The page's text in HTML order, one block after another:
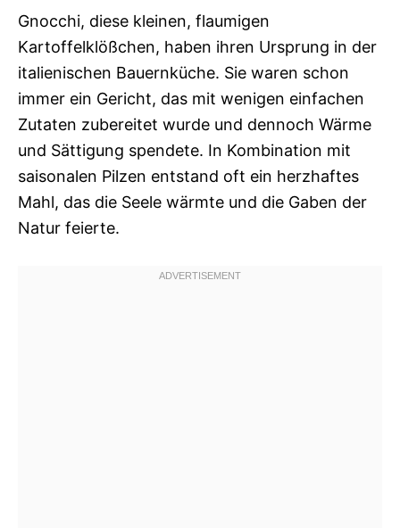
Gnocchi, diese kleinen, flaumigen
Kartoffelklößchen, haben ihren Ursprung in der
italienischen Bauernküche. Sie waren schon
immer ein Gericht, das mit wenigen einfachen
Zutaten zubereitet wurde und dennoch Wärme
und Sättigung spendete. In Kombination mit
saisonalen Pilzen entstand oft ein herzhaftes
Mahl, das die Seele wärmte und die Gaben der
Natur feierte.